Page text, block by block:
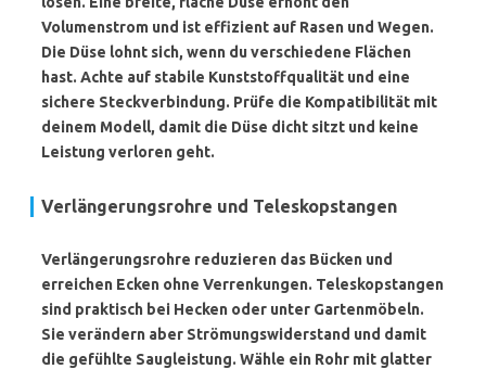
Volumenstrom und ist effizient auf Rasen und Wegen.
Die Düse lohnt sich, wenn du verschiedene Flächen
hast. Achte auf stabile Kunststoffqualität und eine
sichere Steckverbindung. Prüfe die Kompatibilität mit
deinem Modell, damit die Düse dicht sitzt und keine
Leistung verloren geht.
Verlängerungsrohre und Teleskopstangen
Verlängerungsrohre reduzieren das Bücken und
erreichen Ecken ohne Verrenkungen. Teleskopstangen
sind praktisch bei Hecken oder unter Gartenmöbeln.
Sie verändern aber Strömungswiderstand und damit
die gefühlte Saugleistung. Wähle ein Rohr mit glatter